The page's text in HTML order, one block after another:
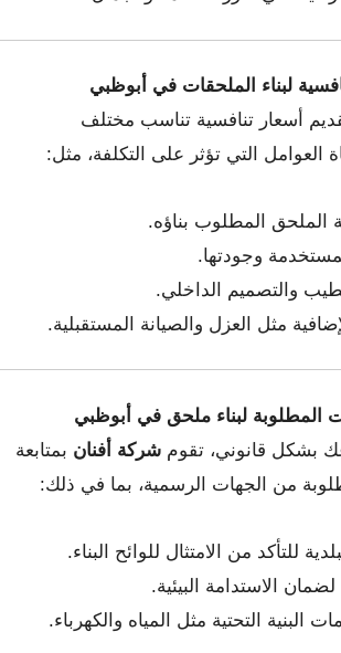
لبناء الملحقات في أبوظبي
أسعار تنافسية تناسب مختلف
العوامل التي تؤثر على التكلفة، مثل:
المطلوب بناؤه.
وجودتها.
والتصميم الداخلي.
مثل العزل والصيانة المستقبلية.
المطلوبة لبناء ملحق في أبوظبي
بشكل قانوني، تقوم شركة أفنان بمتابعة
من الجهات الرسمية، بما في ذلك:
للتأكد من الامتثال للوائح البناء.
لضمان الاستدامة البيئية.
البنية التحتية مثل المياه والكهرباء.